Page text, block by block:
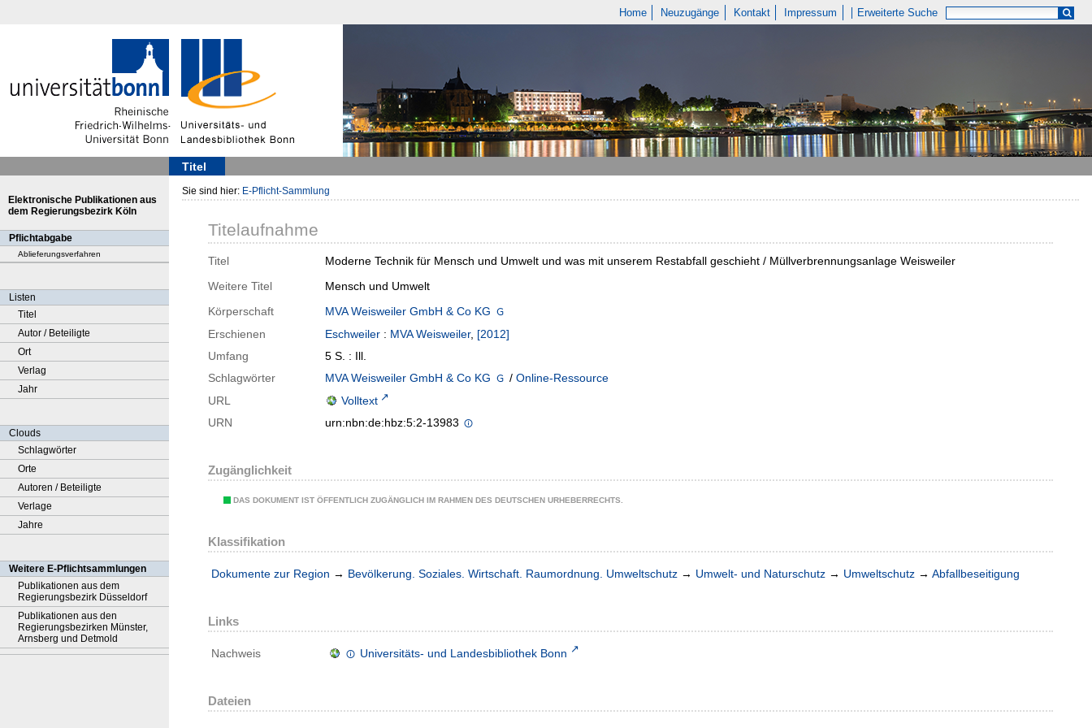
Home Neuzugänge Kontakt Impressum Erweiterte Suche
Titel
Elektronische Publikationen aus
dem Regierungsbezirk Köln
Pflichtabgabe
Ablieferungsverfahren
Listen
Titel
Autor / Beteiligte
Ort
Verlag
Jahr
Clouds
Schlagwörter
Orte
Autoren / Beteiligte
Verlage
Jahre
Weitere E-Pflichtsammlungen
Publikationen aus dem
Regierungsbezirk Düsseldorf
Publikationen aus den
Regierungsbezirken Münster,
Arnsberg und Detmold
Sie sind hier: E-Pflicht-Sammlung
Titelaufnahme
Titel
Moderne Technik für Mensch und Umwelt und was mit unserem Restabfall geschieht / Müllverbrennungsanlage Weisweiler
Weitere Titel
Mensch und Umwelt
Körperschaft
MVA Weisweiler GmbH & Co KG
Erschienen
Eschweiler : MVA Weisweiler, [2012]
Umfang
5 S. : Ill.
Schlagwörter
MVA Weisweiler GmbH & Co KG / Online-Ressource
URL
Volltext
URN
urn:nbn:de:hbz:5:2-13983
Zugänglichkeit
DAS DOKUMENT IST ÖFFENTLICH ZUGÄNGLICH IM RAHMEN DES DEUTSCHEN URHEBERRECHTS.
Klassifikation
Dokumente zur Region → Bevölkerung. Soziales. Wirtschaft. Raumordnung. Umweltschutz → Umwelt- und Naturschutz → Umweltschutz → Abfallbeseitigung
Links
Nachweis Universitäts- und Landesbibliothek Bonn
Dateien